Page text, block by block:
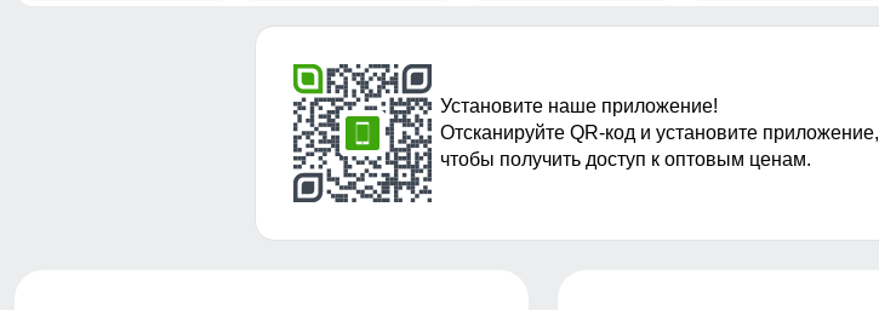
Установите наше приложение!
Отсканируйте QR-код и установите приложение,
чтобы получить доступ к оптовым ценам.